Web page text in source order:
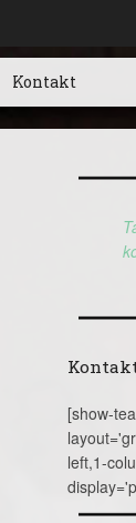
Kontakt
[show-
left,1-